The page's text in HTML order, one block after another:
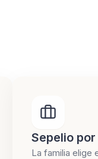
Sepelio
La familia elige